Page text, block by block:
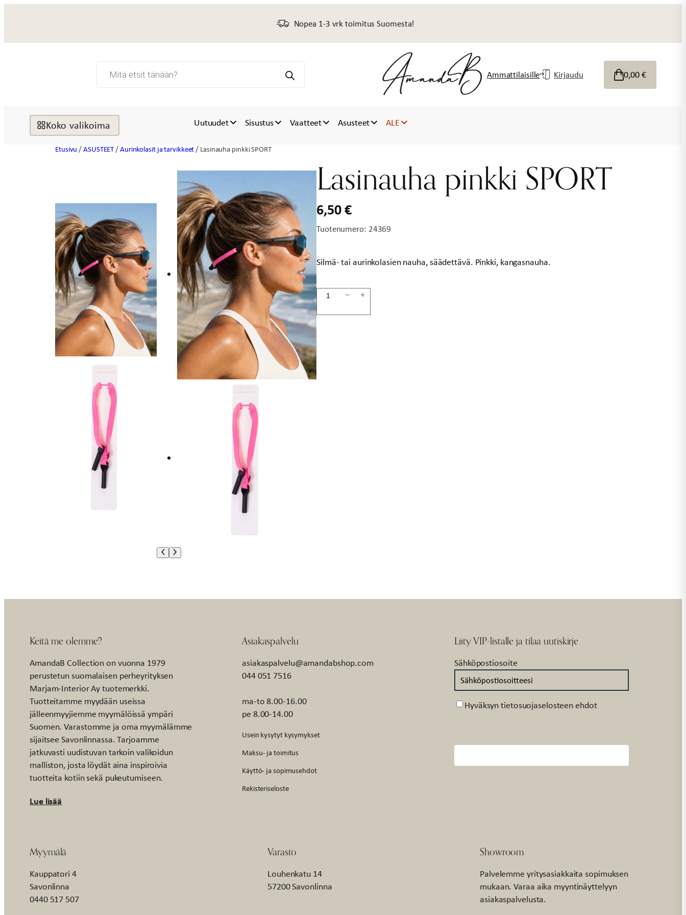
Nopea 1-3 vrk toimitus Suomesta!
search Ammattilaisille Kirjaudu 0,00€
Koko valikoima Uutuudet Sisustus Vaatteet Asusteet ALE
Etusivu /ASUSTEET/Aurinkolasit ja tarvikkeet/ Lasinauha pinkki SPORT
Lasinauha pinkki SPORT
6,50€
Tuotenumero: 24369
Silmä- tai aurinkolasien nauha, säädettävä. Pinkki, kangasnauha.
Lasinauha
− +
Keitä me olemme?
AmandaB Collection on vuonna 1979
perustetun suomalaisen perheyrityksen
Marjam-Interior Ay tuotemerkki.
Tuotteitamme myydään useissa
jälleenmyyjiemme myymälöissä ympäri
Suomen. Varastomme ja oma myymälämme
sijaitsee Savonlinnassa. Tarjoamme
jatkuvasti uudistuvan tarkoin valikoidun
malliston, josta löydät aina inspiroivia
tuotteita kotiin sekä pukeutumiseen.
Lue lisää
Asiakaspalvelu
asiakaspalvelu@amandabshop.com
044 051 7516
ma-to 8.00-16.00
pe 8.00-14.00
Usein kysytyt kysymykset
Maksu- ja toimitus
Käyttö- ja sopimusehdot
Rekisteriseloste
Liity VIP-listalle ja tilaa uutiskirje
Sähköpostiosoite
Suostumus
Hyväksyn tietosuojaselosteen ehdot
Myymälä
Kauppatori 4
Savonlinna
0440 517 507
Varasto
Louhenkatu 14
57200 Savonlinna
Showroom
Palvelemme yritysasiakkaita sopimuksen
mukaan. Varaa aika myyntinäyttelyyn
asiakaspalvelusta.